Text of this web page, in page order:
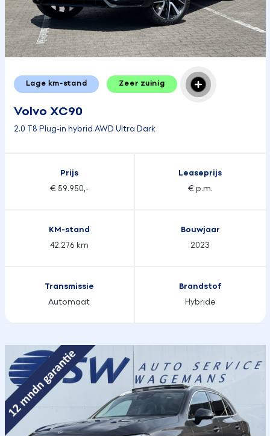
Lage km-stand Zeer zuinig
Volvo XC90
2.0 T8 Plug-in hybrid AWD Ultra Dark
Prijs
€ 59.950,-
Leaseprijs
€ p.m.
KM-stand
42.276 km
Bouwjaar
2023
Transmissie
Automaat
Brandstof
Hybride